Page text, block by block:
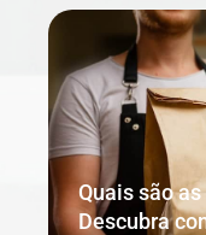
Quais são
Descubra